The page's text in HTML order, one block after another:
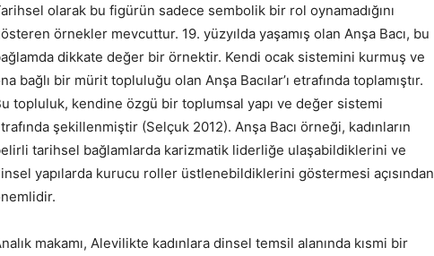
olarak bu figürün sadece sembolik bir rol oynamadığını
örnekler mevcuttur. 19. yüzyılda yaşamış olan Anşa Bacı, bu
dikkate değer bir örnektir. Kendi ocak sistemini kurmuş ve
bağlı bir mürit topluluğu olan Anşa Bacılar’ı etrafında toplamıştır.
topluluk, kendine özgü bir toplumsal yapı ve değer sistemi
şekillenmiştir (Selçuk 2012). Anşa Bacı örneği, kadınların
tarihsel bağlamlarda karizmatik liderliğe ulaşabildiklerini ve
yapılarda kurucu roller üstlenebildiklerini göstermesi açısından
makamı, Alevilikte kadınlara dinsel temsil alanında kısmi bir